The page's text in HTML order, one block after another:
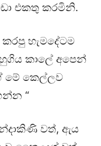
එකතු කරමිනි.
කරපු හැමදේටම
කාලේ අපෙන්
මේ කෙල්ලව
“
වත්, ඇය